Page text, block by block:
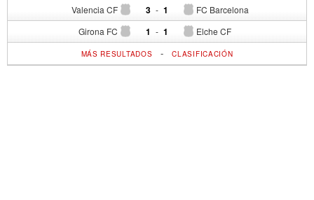
Valencia CF 3 - FC Barcelona
1
Girona FC 1 - Elche CF
1
MÁS RESULTADOS -CLASIFICACIÓN